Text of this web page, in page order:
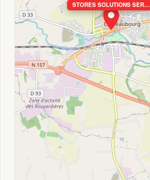
STORES SOLUTIONS SER…